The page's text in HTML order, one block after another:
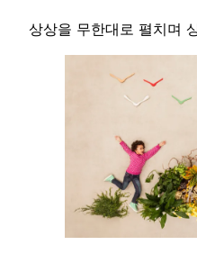
상상을 무한대로 펼치며